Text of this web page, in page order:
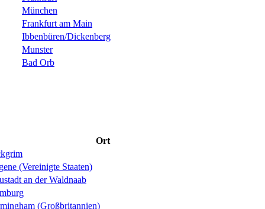
München
Frankfurt am Main
Ibbenbüren/Dickenberg
Munster
Bad Orb
Ort
(Vereinigte Staaten)
an der Waldnaab
(Großbritannien)